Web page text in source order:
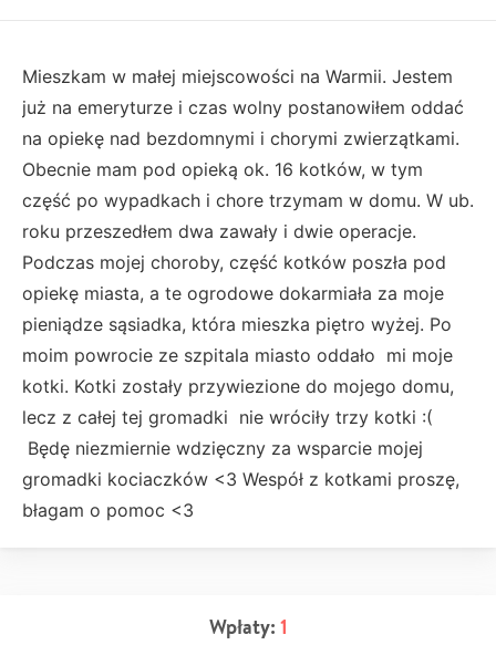
Mieszkam w małej miejscowości na Warmii. Jestem
już na emeryturze i czas wolny postanowiłem oddać
na opiekę nad bezdomnymi i chorymi zwierzątkami.
Obecnie mam pod opieką ok. 16 kotków, w tym
część po wypadkach i chore trzymam w domu. W ub.
roku przeszedłem dwa zawały i dwie operacje.
Podczas mojej choroby, część kotków poszła pod
opiekę miasta, a te ogrodowe dokarmiała za moje
pieniądze sąsiadka, która mieszka piętro wyżej. Po
moim powrocie ze szpitala miasto oddało mi moje
kotki. Kotki zostały przywiezione do mojego domu,
lecz z całej tej gromadki nie wróciły trzy kotki :(
Będę niezmiernie wdzięczny za wsparcie mojej
gromadki kociaczków <3 Wespół z kotkami proszę,
błagam o pomoc <3
Wpłaty: 1